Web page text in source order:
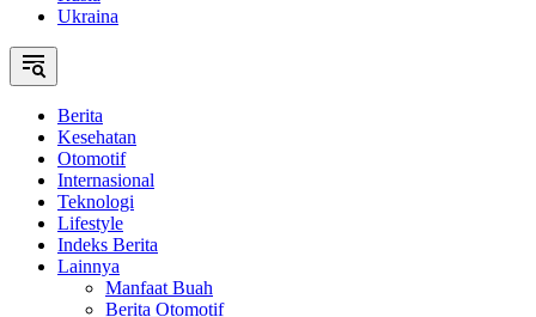
Ukraina
Berita
Kesehatan
Otomotif
Internasional
Teknologi
Lifestyle
Indeks Berita
Lainnya
Manfaat Buah
Berita Otomotif